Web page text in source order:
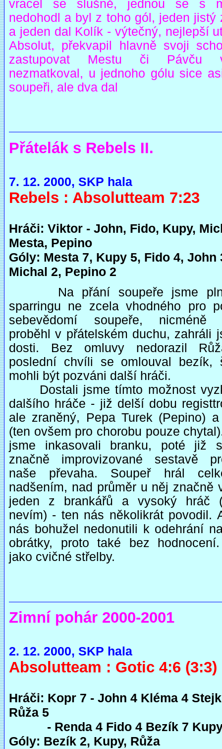
vracel se slušně, jednou se s
nedohodl a byl z toho gól, jeden jistý
a jeden dal Kolík - výtečný, nejlepší
Absolut, překvapil hlavně svoji
zastupovat Mestu či Pávču
nezmatkoval, u jednoho gólu sice
soupeři, ale dva dal
Přátelák s Rebels II.
7. 12. 2000, SKP hala
Rebels : Absolutteam 7:23
Hráči: Viktor - John, Fido, Kupy,
Mesta, Pepino
Góly: Mesta 7, Kupy 5, Fido 4, John
Michal 2, Pepino 2
Na přání soupeře jsme
sparringu ne zcela vhodného pro
sebevědomí soupeře, nicméně
proběhl v přátelském duchu, zahráli
dosti. Bez omluvy nedorazil
poslední chvíli se omlouval bezík,
mohli být pozváni další hráči.
Dostali jsme tímto možnost
dalšího hráče - již delší dobu
ale zraněný, Pepa Turek (Pepino)
(ten ovšem pro chorobu pouze
jsme inkasovali branku, poté již
značně improvizované sestavě
naše převaha. Soupeř hrál
nadšením, nad průměr u něj značně
jeden z brankářů a vysoký hráč
nevím) - ten nás několikrát povodil.
nás bohužel nedonutili k odehrání
obrátky, proto také bez
jako cvičné střelby.
Zimní pohár 2000-2001
2. 12. 2000, SKP hala
Absolutteam : Gotic 4:6 (3:3)
Hráči: Kopr 7 - John 4 Kléma 4
Růža 5
- Renda 4 Fido 4 Bezík 7
Góly: Bezík 2, Kupy, Růža